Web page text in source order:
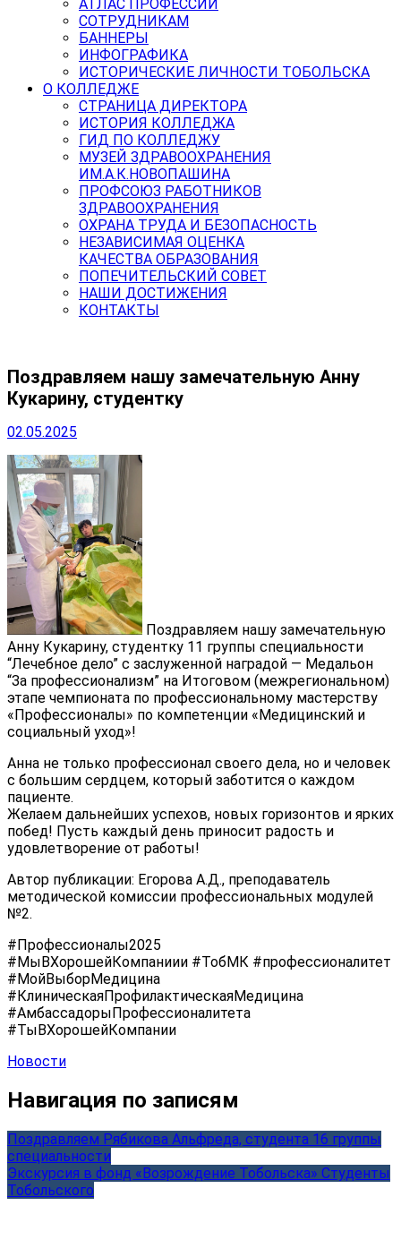
АТЛАС ПРОФЕССИЙ
СОТРУДНИКАМ
БАННЕРЫ
ИНФОГРАФИКА
ИСТОРИЧЕСКИЕ ЛИЧНОСТИ ТОБОЛЬСКА
О КОЛЛЕДЖЕ
СТРАНИЦА ДИРЕКТОРА
ИСТОРИЯ КОЛЛЕДЖА
ГИД ПО КОЛЛЕДЖУ
МУЗЕЙ ЗДРАВООХРАНЕНИЯ
ИМ.А.К.НОВОПАШИНА
ПРОФСОЮЗ РАБОТНИКОВ
ЗДРАВООХРАНЕНИЯ
ОХРАНА ТРУДА И БЕЗОПАСНОСТЬ
НЕЗАВИСИМАЯ ОЦЕНКА
КАЧЕСТВА ОБРАЗОВАНИЯ
ПОПЕЧИТЕЛЬСКИЙ СОВЕТ
НАШИ ДОСТИЖЕНИЯ
КОНТАКТЫ
Поздравляем нашу замечательную Анну
Кукарину, студентку
02.05.2025
Поздравляем нашу замечательную
Анну Кукарину, студентку 11 группы специальности
“Лечебное дело” с заслуженной наградой — Медальон
“За профессионализм” на Итоговом (межрегиональном)
этапе чемпионата по профессиональному мастерству
«Профессионалы» по компетенции «Медицинский и
социальный уход»!
Анна не только профессионал своего дела, но и человек
с большим сердцем, который заботится о каждом
пациенте.
Желаем дальнейших успехов, новых горизонтов и ярких
побед! Пусть каждый день приносит радость и
удовлетворение от работы!
Автор публикации: Егорова А.Д., преподаватель
методической комиссии профессиональных модулей
№2.
#Профессионалы2025
#МыВХорошейКомпаниии #ТобМК #профессионалитет
#МойВыборМедицина
#КлиническаяПрофилактическаяМедицина
#АмбассадорыПрофессионалитета
#ТыВХорошейКомпании
Новости
Навигация по записям
Поздравляем Рябикова Альфреда, студента 16 группы
специальности
Экскурсия в фонд «Возрождение Тобольска» Студенты
Тобольского